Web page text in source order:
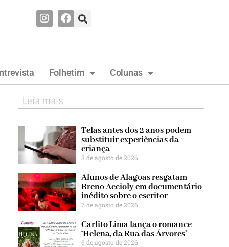
Folhetim Colunas
Leia mais
Telas antes dos 2 anos podem
substituir experiências da
criança
8 de agosto de 2026
Alunos de Alagoas resgatam
Breno Accioly em documentário
inédito sobre o escritor
7 de agosto de 2026
Carlito Lima lança o romance
‘Helena, da Rua das Árvores’
6 de agosto de 2026